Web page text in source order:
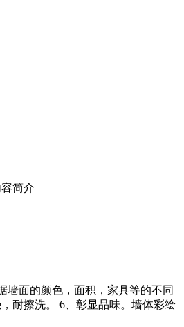
简介
墙面的颜色，面积，家具等的不同
耐擦洗。 6、彰显品味。墙体彩绘